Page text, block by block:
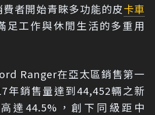
者開始青睞多功能的皮卡車
足工作與休閒生活的多重用
Ranger在亞太區銷售第一
年銷售量達到44,452輛之新
達44.5%，創下同級距中